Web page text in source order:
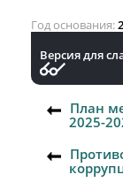
Год основания
Версия для
План
2025-